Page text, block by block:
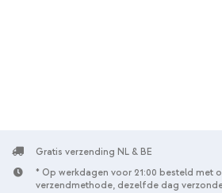
Gratis verzending NL & BE
* Op werkdagen voor 21:00 besteld met
verzendmethode, dezelfde dag